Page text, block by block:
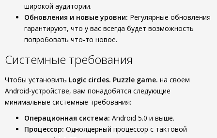
широкой аудитории.
Обновления и новые уровни: Регулярные обновления
гарантируют, что у вас всегда будет возможность
попробовать что-то новое.
Системные требования
Чтобы установить Logic circles. Puzzle game. на своем
Android-устройстве, вам понадобятся следующие
минимальные системные требования:
Операционная система: Android 5.0 и выше.
Процессор: Одноядерный процессор с тактовой